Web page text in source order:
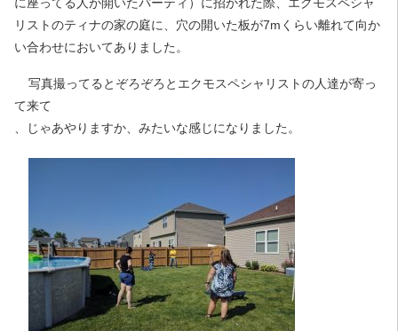
リストのティナの家の庭に、穴の開いた板が7mくらい離れて向か
い合わせにおいてありました。
写真撮ってるとぞろぞろとエクモスペシャリストの人達が寄っ
て来て
、じゃあやりますか、みたいな感じになりました。